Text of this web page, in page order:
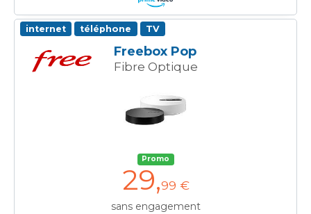
internet téléphone TV
Freebox Pop
Fibre Optique
Promo
29,99 €
sans engagement